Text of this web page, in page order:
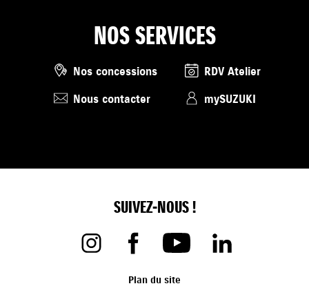
NOS SERVICES
Nos concessions
Nous contacter
RDV Atelier
mySUZUKI
SUIVEZ-NOUS !
Plan du site